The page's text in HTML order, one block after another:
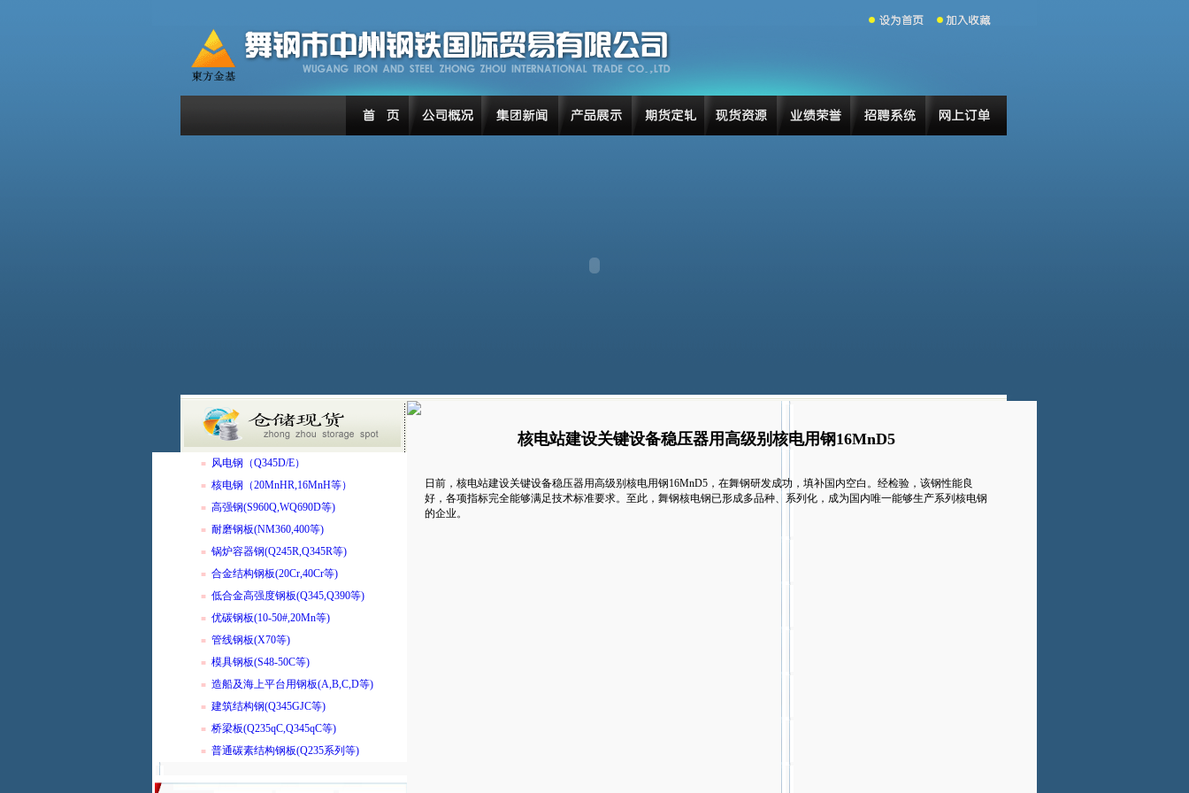
■ 风电钢（Q345D/E）
■ 核电钢（20MnHR,16MnH等）
■ 高强钢(S960Q,WQ690D等)
■ 耐磨钢板(NM360,400等)
■ 锅炉容器钢(Q245R,Q345R等)
■ 合金结构钢板(20Cr,40Cr等)
■ 低合金高强度钢板(Q345,Q390等)
■ 优碳钢板(10-50#,20Mn等)
■ 管线钢板(X70等)
■ 模具钢板(S48-50C等)
■ 造船及海上平台用钢板(A,B,C,D等)
■ 建筑结构钢(Q345GJC等)
■ 桥梁板(Q235qC,Q345qC等)
■ 普通碳素结构钢板(Q235系列等)
核电站建设关键设备稳压器用高级别核电用钢16MnD5
日前，核电站建设关键设备稳压器用高级别核电用钢16MnD5，在舞钢研发成功，填补国内空白。经检验，该钢性能良
好，各项指标完全能够满足技术标准要求。至此，舞钢核电钢已形成多品种、系列化，成为国内唯一能够生产系列核电钢
的企业。